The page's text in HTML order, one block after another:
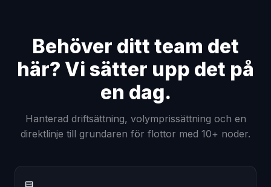
Behöver ditt team det
här? Vi sätter upp det på
en dag.
Hanterad driftsättning, volymprissättning och en
direktlinje till grundaren för flottor med 10+ noder.